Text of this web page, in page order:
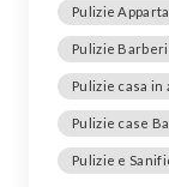
Pulizie
Pulizie
Pulizie casa
Pulizie case
Pulizie e